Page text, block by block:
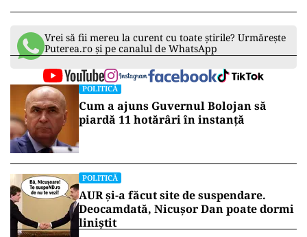
Vrei să fii mereu la curent cu toate știrile? Urmărește
Puterea.ro și pe canalul de WhatsApp
POLITICĂ
Cum a ajuns Guvernul Bolojan să
piardă 11 hotărâri în instanță
POLITICĂ
AUR și-a făcut site de suspendare.
Deocamdată, Nicușor Dan poate dormi
liniștit